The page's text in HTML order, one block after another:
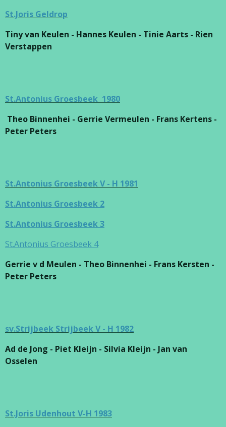
St.Joris Geldrop
Tiny van Keulen - Hannes Keulen - Tinie Aarts - Rien
Verstappen
St.Antonius Groesbeek 1980
Theo Binnenhei - Gerrie Vermeulen - Frans Kertens -
Peter Peters
St.Antonius Groesbeek V - H 1981
St.Antonius Groesbeek 2
St.Antonius Groesbeek 3
St.Antonius Groesbeek 4
Gerrie v d Meulen - Theo Binnenhei - Frans Kersten -
Peter Peters
sv.Strijbeek Strijbeek V - H 1982
Ad de Jong - Piet Kleijn - Silvia Kleijn - Jan van
Osselen
St.Joris Udenhout V-H 1983